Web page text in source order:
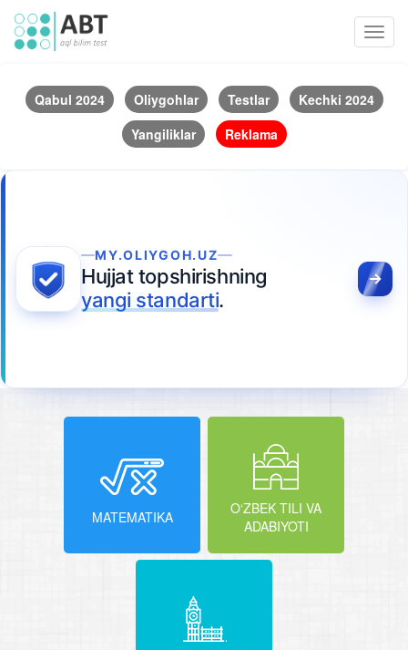
Qabul 2024 Oliygohlar Testlar
Kechki 2024
Yangiliklar
Reklama
MY.OLIYGOH.UZ
Hujjat topshirishning
yangi standarti.
MATEMATIKA
O‘ZBEK TILI VA
ADABIYOTI